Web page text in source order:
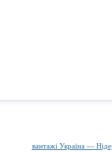
вантажі Україна —